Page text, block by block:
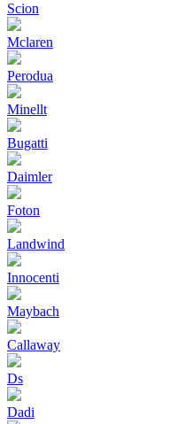
Scion
Mclaren
Perodua
Minellt
Bugatti
Daimler
Foton
Landwind
Innocenti
Maybach
Callaway
Ds
Dadi